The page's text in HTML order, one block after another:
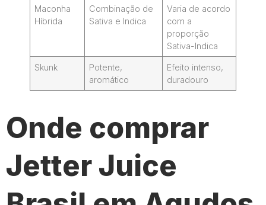
Maconha
Híbrida
Combinação de
Sativa e Indica
Varia de acordo
com a
proporção
Sativa-Indica
Skunk
Potente,
aromático
Efeito intenso,
duradouro
Onde comprar
Jetter Juice